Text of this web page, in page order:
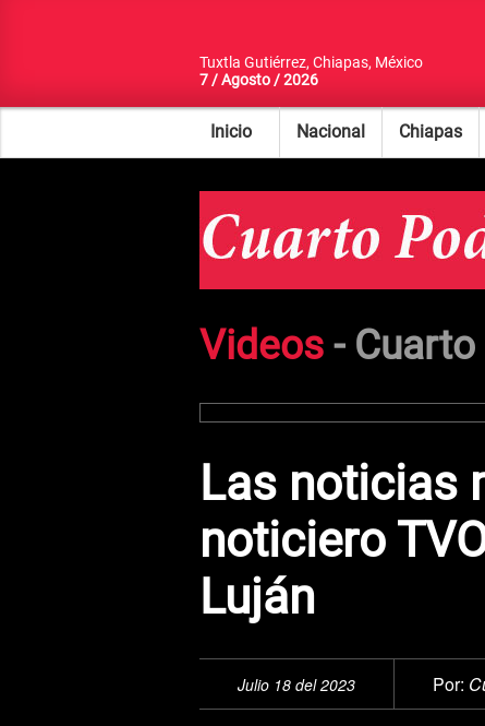
Tuxtla Gutiérrez, Chiapas, México
7 / Agosto / 2026
Inicio Nacional Chiapas
Videos -
Las noticias
noticiero
Luján
Julio 18 del 2023 Por: